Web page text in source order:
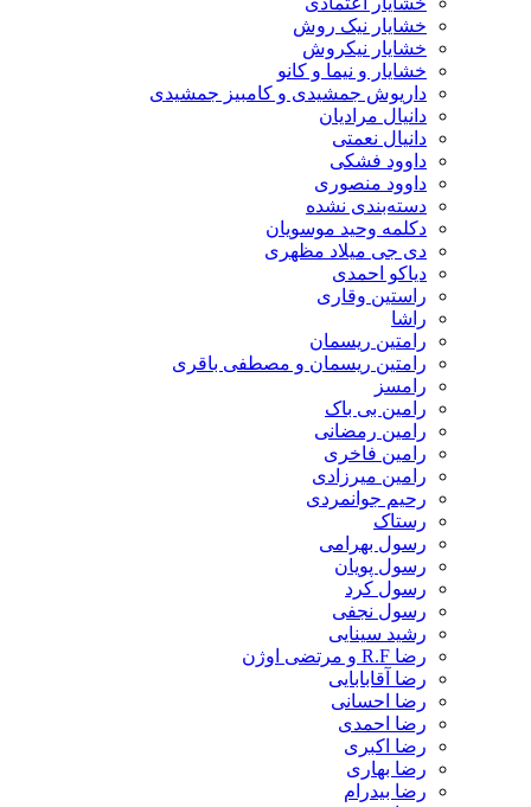
خشایار نیک روش
خشایار نیکروش
خشایار و نیما و کانو
داریوش جمشیدی و کامبیز جمشیدی
دانیال مرادیان
دانیال نعمتی
داوود فشکی
داوود منصوری
دسته‌بندی نشده
دکلمه وحید موسویان
دی جی میلاد مظهری
دیاکو احمدی
راستین وقاری
راشا
رامتین ریسمان
رامتین ریسمان و مصطفی باقری
رامسز
رامین بی باک
رامین رمضانی
رامین فاخری
رامین میرزادی
رحیم جوانمردی
رستاک
رسول بهرامی
رسول پویان
رسول کرد
رسول نجفی
رشید سینایی
رضا R.F و مرتضی اوژن
رضا آقابابایی
رضا احسانی
رضا احمدی
رضا اکبری
رضا بهاری
رضا بیدرام